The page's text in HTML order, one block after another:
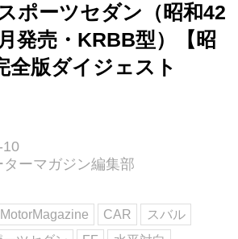
ポーツセダン（昭和42
発売・KRBB型）【昭
全版ダイジェスト
10
ーマガジン編集部
CAR
スバル